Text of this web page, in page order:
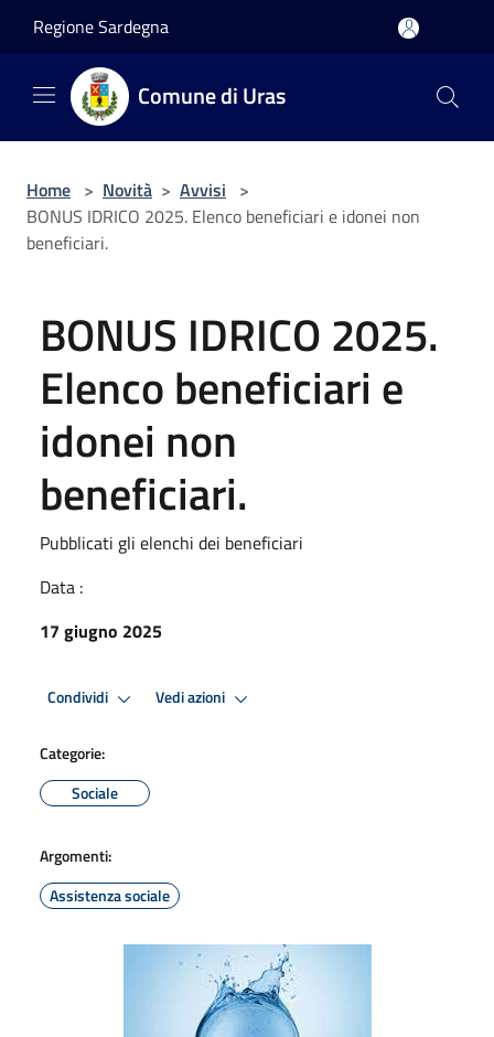
Regione Sardegna
Comune di Uras
Home > Novità > Avvisi >
BONUS IDRICO 2025. Elenco beneficiari e idonei non
beneficiari.
BONUS IDRICO 2025.
Elenco beneficiari e
idonei non
beneficiari.
Pubblicati gli elenchi dei beneficiari
Data :
17 giugno 2025
Condividi Vedi azioni
Categorie:
Sociale
Argomenti:
Assistenza sociale